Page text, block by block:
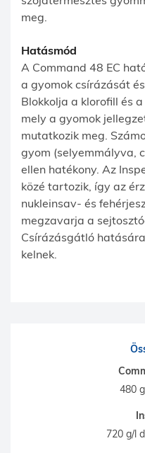
meg.
Hatásmód
A Command 48 EC
a gyomok csírázását
Blokkolja a klorofill és
mely a gyomok
mutatkozik meg.
gyom (selyemmályva,
ellen hatékony. Az
közé tartozik, így az
nukleinsav- és
megzavarja a
Csírázásgátló
kelnek.
480
720 g/l